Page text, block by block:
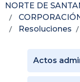
NORTE DE
Resoluciones
Actos